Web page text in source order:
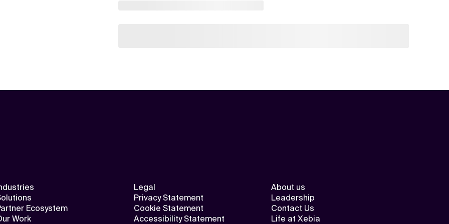
Ecosystem
Work
Legal
Privacy Statement
Cookie Statement
Accessibility Statement
About us
Leadership
Contact Us
Life at Xebia